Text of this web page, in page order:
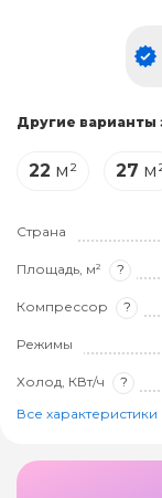
Другие варианты
22 м² 27
Страна
Площадь, м² ?
Компрессор ?
Режимы
Холод, КВт/ч ?
Все характеристики